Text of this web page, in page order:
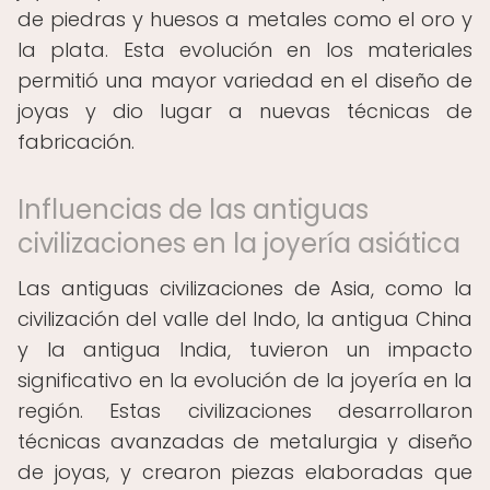
de piedras y huesos a metales como el oro y
la plata. Esta evolución en los materiales
permitió una mayor variedad en el diseño de
joyas y dio lugar a nuevas técnicas de
fabricación.
Influencias de las antiguas
civilizaciones en la joyería asiática
Las antiguas civilizaciones de Asia, como la
civilización del valle del Indo, la antigua China
y la antigua India, tuvieron un impacto
significativo en la evolución de la joyería en la
región. Estas civilizaciones desarrollaron
técnicas avanzadas de metalurgia y diseño
de joyas, y crearon piezas elaboradas que